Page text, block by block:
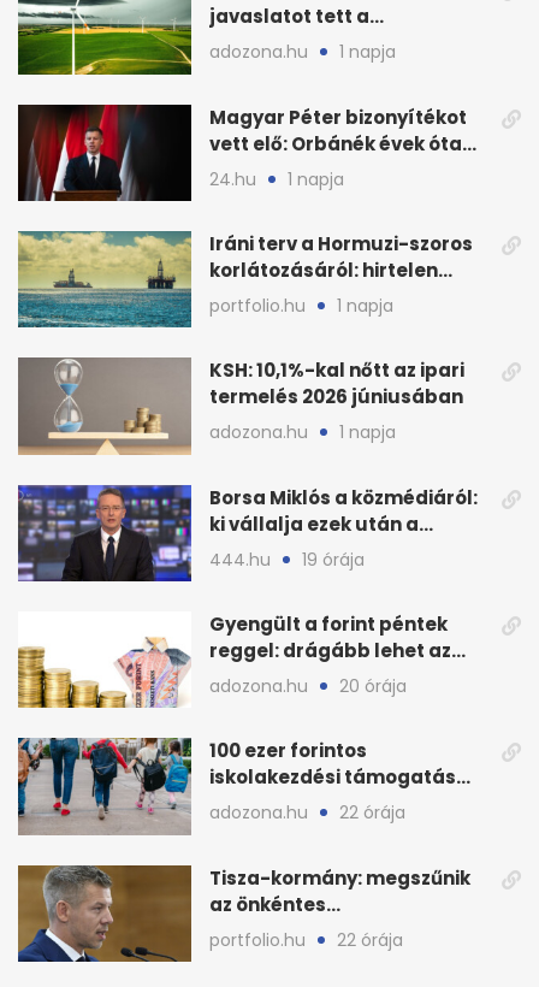
javaslatot tett a
fenntartható szélenergia-
adozona.hu 1 napja
Magyar Péter bizonyítékot
vett elő: Orbánék évek óta
tudtak az energiarendszer
összeomlásáról
24.hu 1 napja
Iráni terv a Hormuzi-szoros
korlátozásáról: hirtelen
megugrott az olajár
portfolio.hu 1 napja
KSH: 10,1%-kal nőtt az ipari
termelés 2026 júniusában
adozona.hu 1 napja
Borsa Miklós a közmédiáról:
ki vállalja ezek után a
munkát?
444.hu 19 órája
Gyengült a forint péntek
reggel: drágább lehet az
euró és a dollár
adozona.hu 20 órája
100 ezer forintos
iskolakezdési támogatás
2026 őszén: adózás,
adozona.hu 22 órája
Tisza-kormány: megszűnik
az önkéntes
fogyasztáscsökkentés
portfolio.hu 22 órája